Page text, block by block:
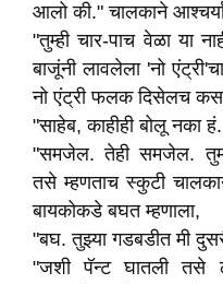
आलो की." चालकाने
"तुम्ही चार-पाच वेळा या
बाजूंनी लावलेला 'नो
नो एंट्री फलक दिसेलच
"साहेब, काहीही बोलू नका
"समजेल. तेही समजेल.
तसे म्हणताच स्कुटी
बायकोकडे बघत म्हणाला,
"बघ. तुझ्या गडबडीत मी
"जशी पॅन्ट घातली तसे